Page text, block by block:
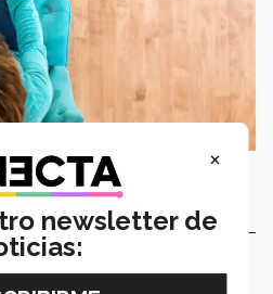
×
newsletter de